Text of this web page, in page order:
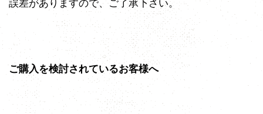
誤差がありますので、ご了承下さい。
ご購入を検討されているお客様へ